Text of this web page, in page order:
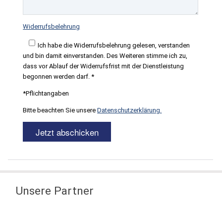
Widerrufsbelehrung
Ich habe die Widerrufsbelehrung gelesen, verstanden
und bin damit einverstanden. Des Weiteren stimme ich zu,
dass vor Ablauf der Widerrufsfrist mit der Dienstleistung
begonnen werden darf. *
*Pflichtangaben
Bitte beachten Sie unsereDatenschutzerklärung.
Unsere Partner